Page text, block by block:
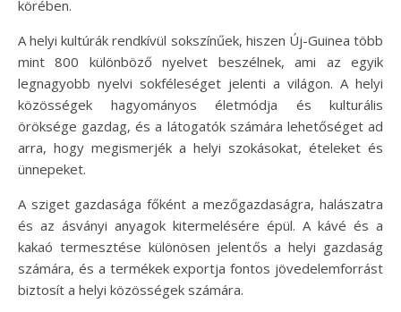
körében.
A helyi kultúrák rendkívül sokszínűek, hiszen Új-Guinea több
mint 800 különböző nyelvet beszélnek, ami az egyik
legnagyobb nyelvi sokféleséget jelenti a világon. A helyi
közösségek hagyományos életmódja és kulturális
öröksége gazdag, és a látogatók számára lehetőséget ad
arra, hogy megismerjék a helyi szokásokat, ételeket és
ünnepeket.
A sziget gazdasága főként a mezőgazdaságra, halászatra
és az ásványi anyagok kitermelésére épül. A kávé és a
kakaó termesztése különösen jelentős a helyi gazdaság
számára, és a termékek exportja fontos jövedelemforrást
biztosít a helyi közösségek számára.